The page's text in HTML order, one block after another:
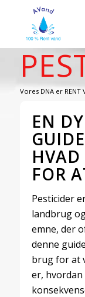
Vores DNA er RENT
EN
FOR
Pesticider
landbrug
emne, der
denne
brug for at
er,